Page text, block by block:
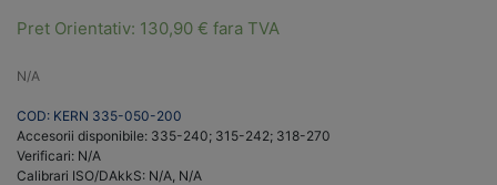
Pret Orientativ: 130,90 € fara TVA
N/A
COD: KERN 335-050-200
Accesorii disponibile: 335-240; 315-242; 318-270
Verificari: N/A
Calibrari ISO/DAkkS: N/A, N/A